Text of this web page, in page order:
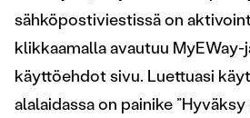
sähköpostiviestissä on
klikkaamalla avautuu
käyttöehdot sivu. Luettuasi
alalaidassa on painike